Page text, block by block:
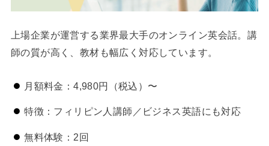
上場企業が運営する業界最大手のオンライン英会話。講
師の質が高く、教材も幅広く対応しています。
月額料金：4,980円（税込）〜
特徴：フィリピン人講師／ビジネス英語にも対応
無料体験：2回